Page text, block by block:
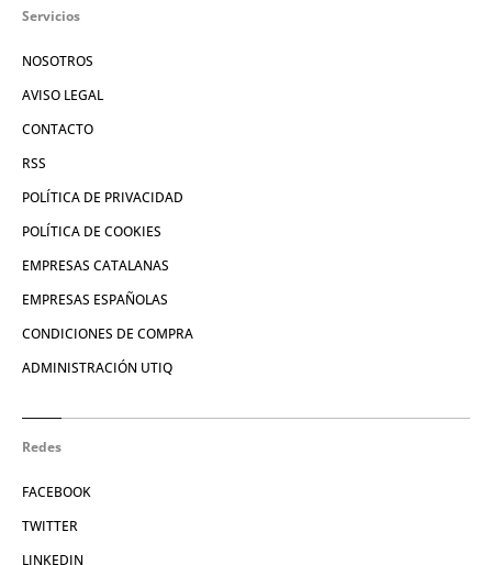
Servicios
NOSOTROS
AVISO LEGAL
CONTACTO
RSS
POLÍTICA DE PRIVACIDAD
POLÍTICA DE COOKIES
EMPRESAS CATALANAS
EMPRESAS ESPAÑOLAS
CONDICIONES DE COMPRA
ADMINISTRACIÓN UTIQ
Redes
FACEBOOK
TWITTER
LINKEDIN